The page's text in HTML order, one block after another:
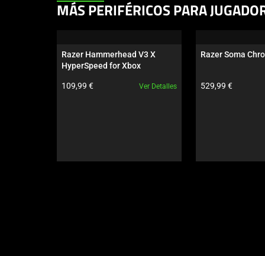
This
carousel.
Use
and
or
MÁS PERIFÉRICOS PARA
Razer Hammerhead V3 X
HyperSpeed for Xbox
Precio del producto:
109,99 € Ver Detalles
Razer Soma
Precio del
529,99 €